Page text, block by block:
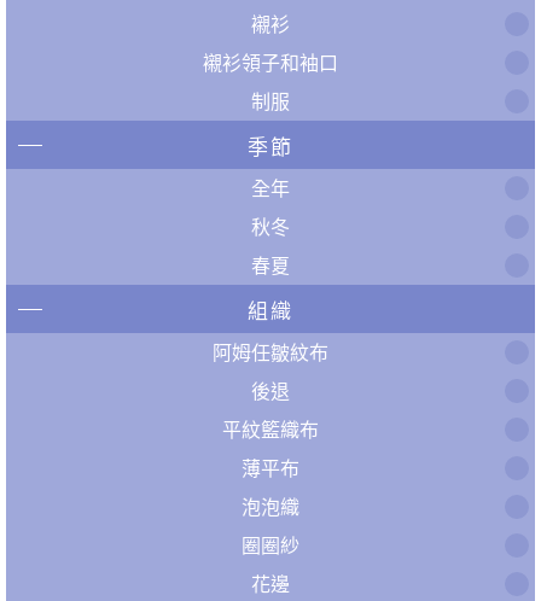
襯衫
襯衫領子和袖口
制服
季節
全年
秋冬
春夏
組織
阿姆任皺紋布
後退
平紋籃織布
薄平布
泡泡織
圈圈紗
花邊